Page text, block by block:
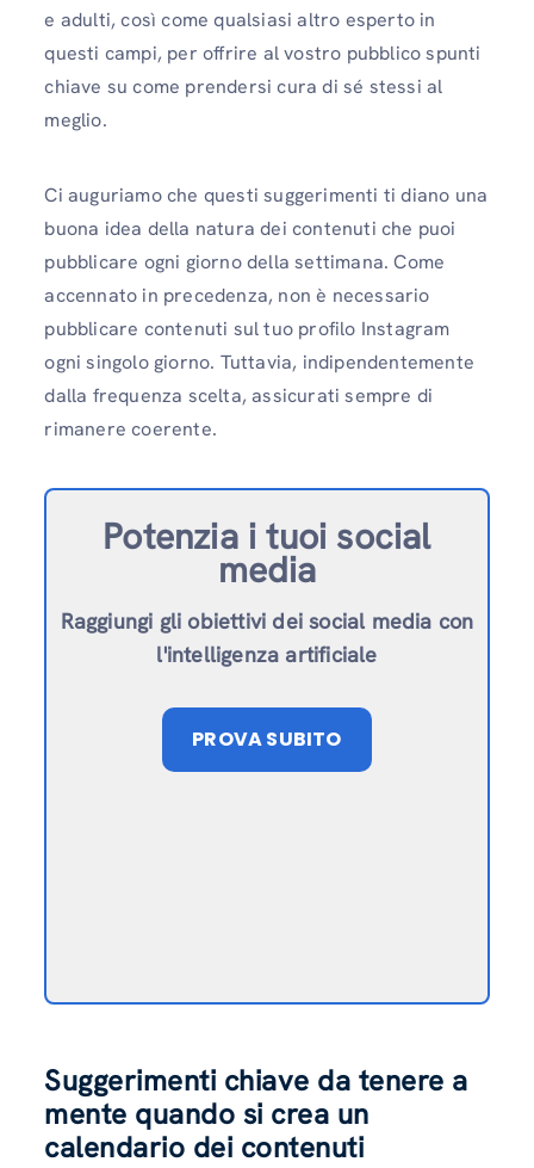
e adulti, così come qualsiasi altro esperto in
questi campi, per offrire al vostro pubblico spunti
chiave su come prendersi cura di sé stessi al
meglio.
Ci auguriamo che questi suggerimenti ti diano una
buona idea della natura dei contenuti che puoi
pubblicare ogni giorno della settimana. Come
accennato in precedenza, non è necessario
pubblicare contenuti sul tuo profilo Instagram
ogni singolo giorno. Tuttavia, indipendentemente
dalla frequenza scelta, assicurati sempre di
rimanere coerente.
Potenzia i tuoi social
media
Raggiungi gli obiettivi dei social media con
l'intelligenza artificiale
PROVA SUBITO
Suggerimenti chiave da tenere a
mente quando si crea un
calendario dei contenuti